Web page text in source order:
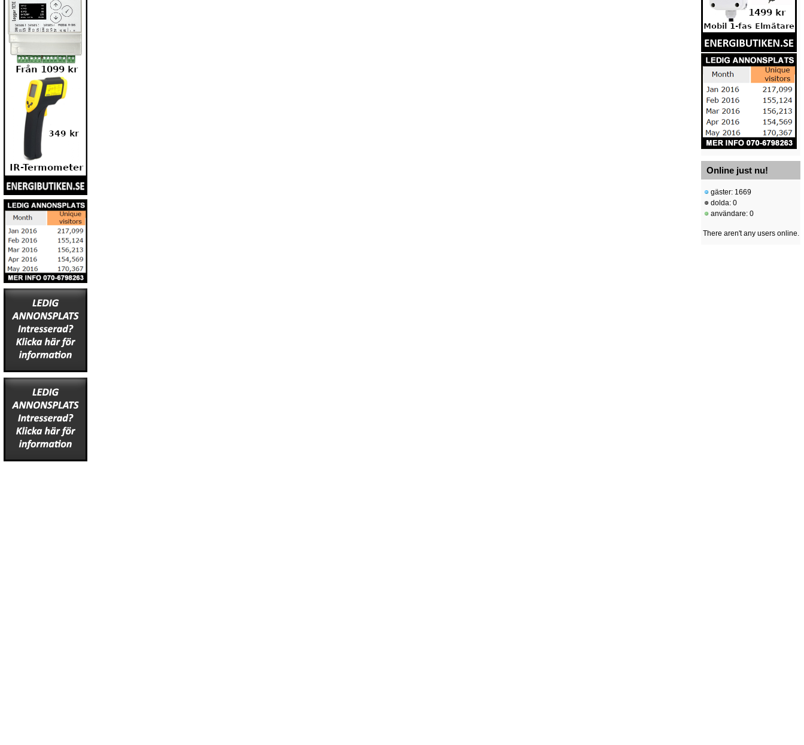
Online just nu!
gäster: 1669
dolda: 0
användare: 0
There aren't any users online.